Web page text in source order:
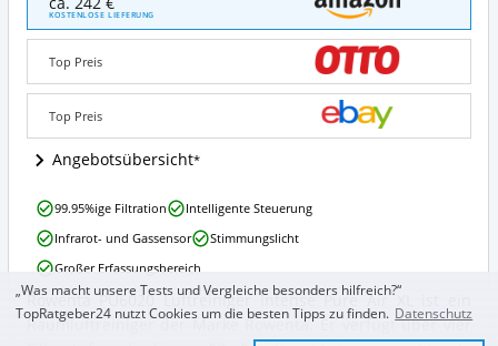
PU6020
Luftreiniger
Intense
Pure
Air
Angebote:
Wo
ist
Raumluftreiniger
erhältlich?
KOSTENLOSE LIEFERUNG
Top Preis
Top Preis
Angebotsübersicht
Rowenta
PU6020
Rowenta PU6020 Luftreiniger Intense Pure Air XL ist ein
Raumluftreiniger der Marke Rowenta. Er verfügt über vier
Rowenta
PU6020
Luftreiniger
Intense
Pure
Air
XL
99.95%ige Filtration
Intelligente Steuerung
Infrarot- und Gassensor
Stimmungslicht
Großer Erfassungsbereich
„Was macht unsere Tests und Vergleiche besonders hilfreich?“
TopRatgeber24 nutzt Cookies um die besten Tipps zu finden. Datenschutz